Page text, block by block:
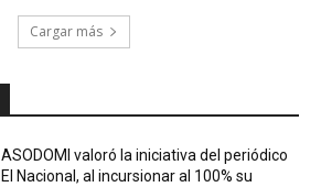
Cargar más
ASODOMI valoró la iniciativa del periódico
El Nacional, al incursionar al 100% su